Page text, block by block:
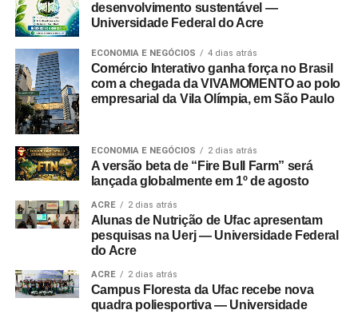
desenvolvimento sustentável —
Universidade Federal do Acre
ECONOMIA E NEGÓCIOS 4 dias atrás
Comércio Interativo ganha força no Brasil
com a chegada da VIVAMOMENTO ao polo
empresarial da Vila Olímpia, em São Paulo
ECONOMIA E NEGÓCIOS 2 dias atrás
A versão beta de “Fire Bull Farm” será
lançada globalmente em 1º de agosto
ACRE 2 dias atrás
Alunas de Nutrição de Ufac apresentam
pesquisas na Uerj — Universidade Federal
do Acre
ACRE 2 dias atrás
Campus Floresta da Ufac recebe nova
quadra poliesportiva — Universidade